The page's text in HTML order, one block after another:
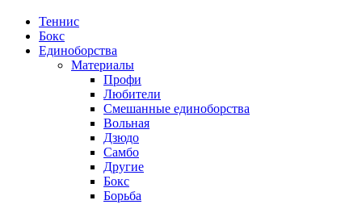
Теннис
Бокс
Единоборства
Материалы
Профи
Любители
Смешанные единоборства
Вольная
Дзюдо
Самбо
Другие
Бокс
Борьба